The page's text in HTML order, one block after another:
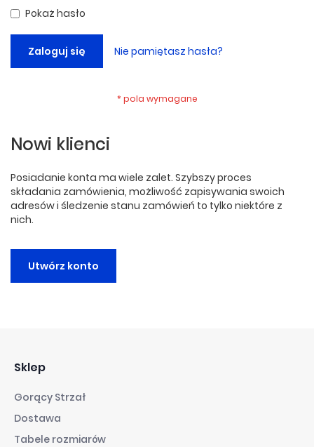
Pokaż hasło
Zaloguj się Nie pamiętasz hasła?
Nowi klienci
Posiadanie konta ma wiele zalet. Szybszy proces
składania zamówienia, możliwość zapisywania swoich
adresów i śledzenie stanu zamówień to tylko niektóre z
nich.
Utwórz konto
Sklep
Gorący Strzał
Dostawa
Tabele rozmiarów